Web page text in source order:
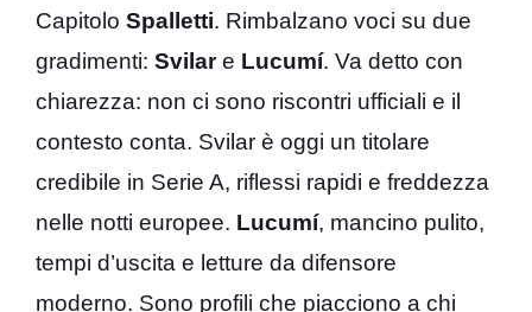
Capitolo Spalletti. Rimbalzano voci su due
gradimenti: Svilare Lucumí. Va detto con
chiarezza: non ci sono riscontri ufficiali e il
contesto conta. Svilar è oggi un titolare
credibile in Serie A, riflessi rapidi e freddezza
nelle notti europee. Lucumí, mancino pulito,
tempi d’uscita e letture da difensore
moderno. Sono profili che piacciono a chi